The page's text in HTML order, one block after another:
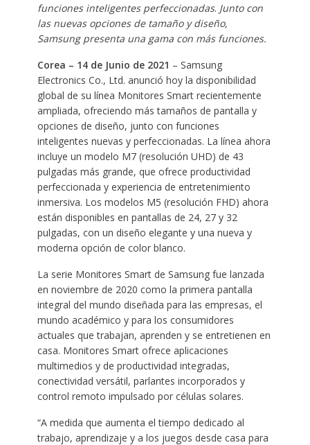
funciones inteligentes perfeccionadas. Junto con
las nuevas opciones de tamaño y diseño,
Samsung presenta una gama con más funciones.
Corea – 14 de Junio de 2021 – Samsung
Electronics Co., Ltd. anunció hoy la disponibilidad
global de su línea Monitores Smart recientemente
ampliada, ofreciendo más tamaños de pantalla y
opciones de diseño, junto con funciones
inteligentes nuevas y perfeccionadas. La línea ahora
incluye un modelo M7 (resolución UHD) de 43
pulgadas más grande, que ofrece productividad
perfeccionada y experiencia de entretenimiento
inmersiva. Los modelos M5 (resolución FHD) ahora
están disponibles en pantallas de 24, 27 y 32
pulgadas, con un diseño elegante y una nueva y
moderna opción de color blanco.
La serie Monitores Smart de Samsung fue lanzada
en noviembre de 2020 como la primera pantalla
integral del mundo diseñada para las empresas, el
mundo académico y para los consumidores
actuales que trabajan, aprenden y se entretienen en
casa. Monitores Smart ofrece aplicaciones
multimedios y de productividad integradas,
conectividad versátil, parlantes incorporados y
control remoto impulsado por células solares.
“A medida que aumenta el tiempo dedicado al
trabajo, aprendizaje y a los juegos desde casa para